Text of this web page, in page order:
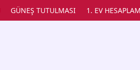
GÜNEŞ TUTULMASI 1. EV